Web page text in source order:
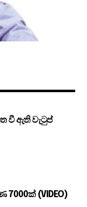
වී ඇති වැටුප්
(VIDEO)